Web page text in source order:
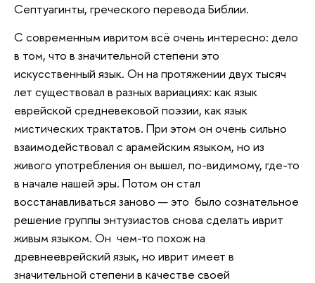
Септуагинты, греческого перевода Библии.
С современным ивритом всё очень интересно: дело
в том, что в значительной степени это
искусственный язык. Он на протяжении двух тысяч
лет существовал в разных вариациях: как язык
еврейской средневековой поэзии, как язык
мистических трактатов. При этом он очень сильно
взаимодействовал с арамейским языком, но из
живого употребления он вышел, по-видимому, где-то
в начале нашей эры. Потом он стал
восстанавливаться заново — это было сознательное
решение группы энтузиастов снова сделать иврит
живым языком. Он чем-то похож на
древнееврейский язык, но иврит имеет в
значительной степени в качестве своей